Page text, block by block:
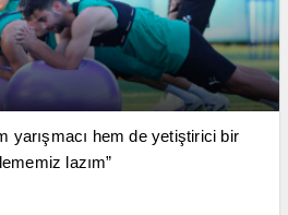
yarışmacı hem de yetiştirici bir
lazım”